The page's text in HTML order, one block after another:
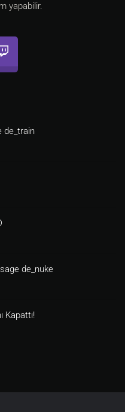
yapabilir.
de_train
de_nuke
Kapattı!